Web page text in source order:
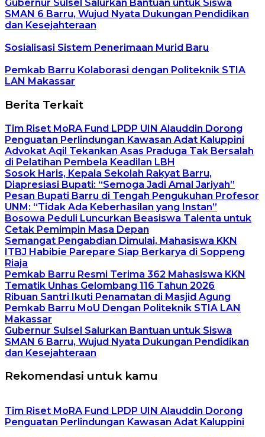
Gubernur Sulsel Salurkan Bantuan untuk Siswa
SMAN 6 Barru, Wujud Nyata Dukungan Pendidikan
dan Kesejahteraan
Sosialisasi Sistem Penerimaan Murid Baru
Pemkab Barru Kolaborasi dengan Politeknik STIA
LAN Makassar
Berita Terkait
Tim Riset MoRA Fund LPDP UIN Alauddin Dorong
Penguatan Perlindungan Kawasan Adat Kaluppini
Advokat Aqil Tekankan Asas Praduga Tak Bersalah
di Pelatihan Pembela Keadilan LBH
Sosok Haris, Kepala Sekolah Rakyat Barru,
Diapresiasi Bupati: “Semoga Jadi Amal Jariyah”
Pesan Bupati Barru di Tengah Pengukuhan Profesor
UNM: “Tidak Ada Keberhasilan yang Instan”
Bosowa Peduli Luncurkan Beasiswa Talenta untuk
Cetak Pemimpin Masa Depan
Semangat Pengabdian Dimulai, Mahasiswa KKN
ITBJ Habibie Parepare Siap Berkarya di Soppeng
Riaja
Pemkab Barru Resmi Terima 362 Mahasiswa KKN
Tematik Unhas Gelombang 116 Tahun 2026
Ribuan Santri Ikuti Penamatan di Masjid Agung
Pemkab Barru MoU Dengan Politeknik STIA LAN
Makassar
Gubernur Sulsel Salurkan Bantuan untuk Siswa
SMAN 6 Barru, Wujud Nyata Dukungan Pendidikan
dan Kesejahteraan
Rekomendasi untuk kamu
Tim Riset MoRA Fund LPDP UIN Alauddin Dorong
Penguatan Perlindungan Kawasan Adat Kaluppini